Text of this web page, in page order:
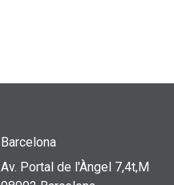
Barcelona
Av. Portal de l'Àngel 7,4t,M